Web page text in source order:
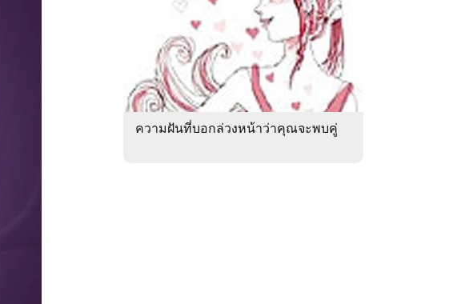
ความ
รัก
ความฝันที่บอกล่วงหน้าว่าคุณจะพบคู่